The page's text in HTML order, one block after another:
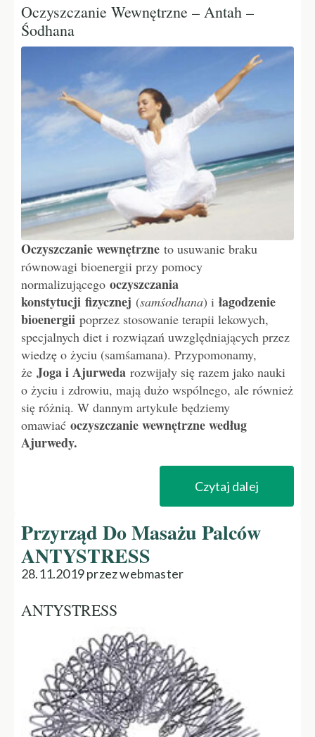
Oczyszczanie Wewnętrzne – Antah –
Śodhana
Oczyszczanie wewnętrzne to usuwanie braku
równowagi bioenergii przy pomocy
normalizującego oczyszczania
konstytucji fizycznej (samśodhana) i łagodzenie
bioenergii poprzez stosowanie terapii lekowych,
specjalnych diet i rozwiązań uwzględniających przez
wiedzę o życiu (samśamana). Przypomonamy,
że Joga i Ajurweda rozwijały się razem jako nauki
o życiu i zdrowiu, mają dużo wspólnego, ale również
się różnią. W dannym artykule będziemy
omawiać oczyszczanie wewnętrzne według
Ajurwedy.
Czytaj dalej
Przyrząd Do Masażu Palców
ANTYSTRESS
28.11.2019 przez webmaster
ANTYSTRESS